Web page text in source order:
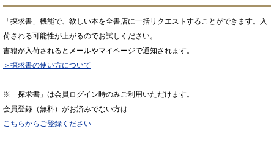
「探求書」機能で、欲しい本を全書店に一括リクエストすることができます。入
荷される可能性が上がるのでお試しください。
書籍が入荷されるとメールやマイページで通知されます。
＞探求書の使い方について
※「探求書」は会員ログイン時のみご利用いただけます。
会員登録（無料）がお済みでない方は
こちらからご登録ください